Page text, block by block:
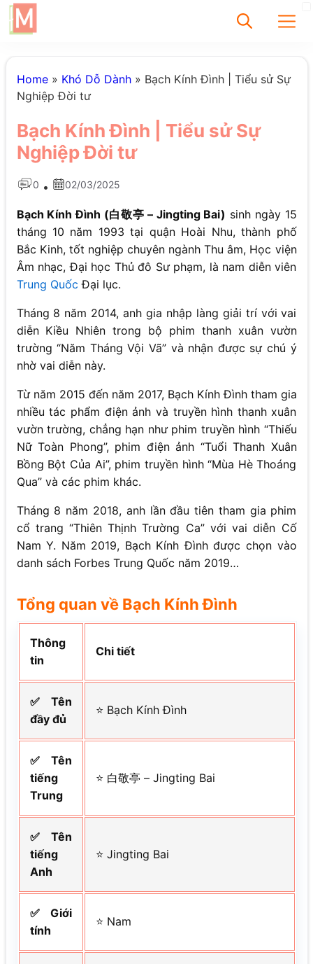
Home» Khó Dỗ Dành» Bạch Kính Đình | Tiểu sử Sự
Nghiệp Đời tư
Bạch Kính Đình | Tiểu sử Sự
Nghiệp Đời tư
0 • 02/03/2025
Bạch Kính Đình (白敬亭 – Jingting Bai) sinh ngày 15
tháng 10 năm 1993 tại quận Hoài Nhu, thành phố
Bắc Kinh, tốt nghiệp chuyên ngành Thu âm, Học viện
Âm nhạc, Đại học Thủ đô Sư phạm, là nam diễn viên
Trung Quốc Đại lục.
Tháng 8 năm 2014, anh gia nhập làng giải trí với vai
diễn Kiều Nhiên trong bộ phim thanh xuân vườn
trường “Năm Tháng Vội Vã” và nhận được sự chú ý
nhờ vai diễn này.
Từ năm 2015 đến năm 2017, Bạch Kính Đình tham gia
nhiều tác phẩm điện ảnh và truyền hình thanh xuân
vườn trường, chẳng hạn như phim truyền hình “Thiếu
Nữ Toàn Phong”, phim điện ảnh “Tuổi Thanh Xuân
Bồng Bột Của Ai”, phim truyền hình “Mùa Hè Thoáng
Qua” và các phim khác.
Tháng 8 năm 2018, anh lần đầu tiên tham gia phim
cổ trang “Thiên Thịnh Trường Ca” với vai diễn Cố
Nam Y. Năm 2019, Bạch Kính Đình được chọn vào
danh sách Forbes Trung Quốc năm 2019…
Tổng quan về Bạch Kính Đình
Thông
tin
Chi tiết
✅ Tên
đầy đủ
⭐ Bạch Kính Đình
✅ Tên
tiếng
Trung
⭐ 白敬亭 – Jingting Bai
✅ Tên
tiếng
Anh
⭐ Jingting Bai
✅ Giới
tính
⭐ Nam